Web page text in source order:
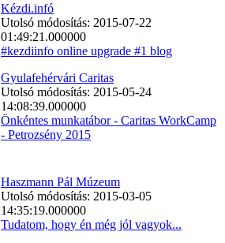
Kézdi.infó
Utolsó módosítás: 2015-07-22
01:49:21.000000
#kezdiinfo online upgrade #1 blog
Gyulafehérvári Caritas
Utolsó módosítás: 2015-05-24
14:08:39.000000
Önkéntes munkatábor - Caritas WorkCamp
- Petrozsény 2015
Haszmann Pál Múzeum
Utolsó módosítás: 2015-03-05
14:35:19.000000
Tudatom, hogy én még jól vagyok...